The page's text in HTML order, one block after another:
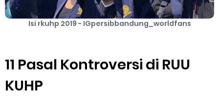
Isi rkuhp 2019 - IGpersibbandung_worldfans
11 Pasal Kontroversi di RUU
KUHP